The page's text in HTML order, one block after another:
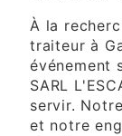
À la
traiteur à
événement
SARL
servir.
et notre